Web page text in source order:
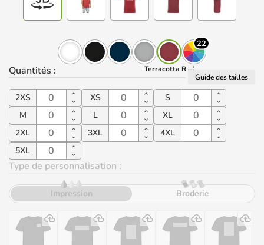
Terracotta Red
22
Quantités : Guide des tailles
2XS XS
S
M
L
XL
2XL
3XL
4XL
5XL
Type de personnalisation :
Impression Broderie